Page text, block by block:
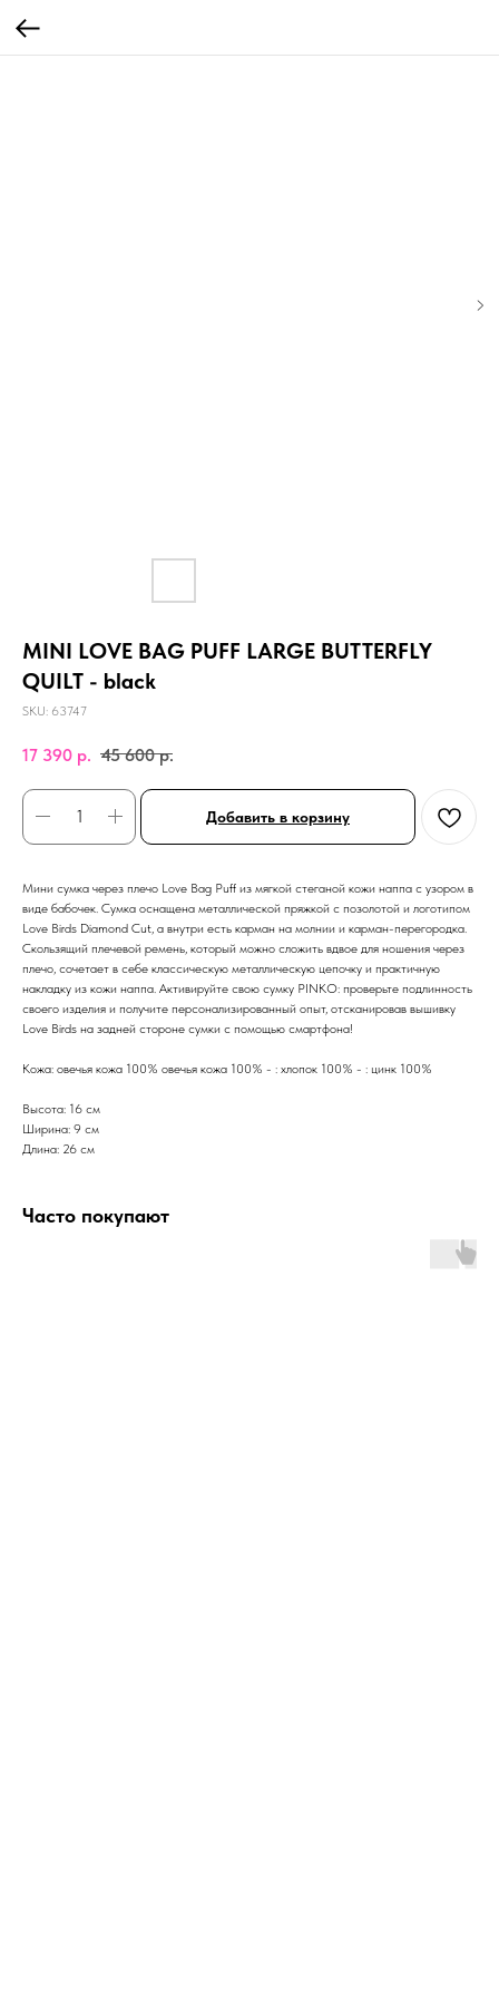
MINI LOVE BAG PUFF LARGE BUTTERFLY
QUILT - black
SKU: 63747
17 390 р. 45 600 р.
Добавить в корзину
Мини сумка через плечо Love Bag Puff из мягкой стеганой кожи наппа с узором в
виде бабочек. Сумка оснащена металлической пряжкой с позолотой и логотипом
Love Birds Diamond Cut, а внутри есть карман на молнии и карман-перегородка.
Скользящий плечевой ремень, который можно сложить вдвое для ношения через
плечо, сочетает в себе классическую металлическую цепочку и практичную
накладку из кожи наппа. Активируйте свою сумку PINKO: проверьте подлинность
своего изделия и получите персонализированный опыт, отсканировав вышивку
Love Birds на задней стороне сумки с помощью смартфона!
Кожа: овечья кожа 100% овечья кожа 100% - : хлопок 100% - : цинк 100%
Высота: 16 см
Ширина: 9 см
Длина: 26 см
Часто покупают